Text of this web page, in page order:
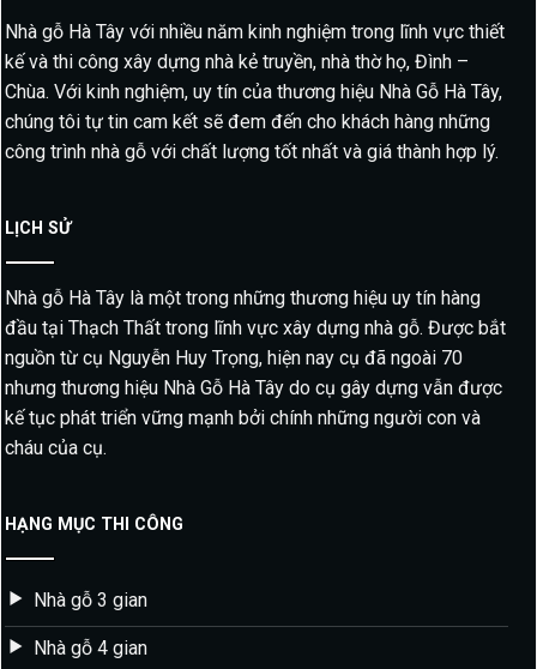
Nhà gỗ Hà Tây với nhiều năm kinh nghiệm trong lĩnh vực thiết
kế và thi công xây dựng nhà kẻ truyền, nhà thờ họ, Đình –
Chùa. Với kinh nghiệm, uy tín của thương hiệu Nhà Gỗ Hà Tây,
chúng tôi tự tin cam kết sẽ đem đến cho khách hàng những
công trình nhà gỗ với chất lượng tốt nhất và giá thành hợp lý.
LỊCH SỬ
Nhà gỗ Hà Tây là một trong những thương hiệu uy tín hàng
đầu tại Thạch Thất trong lĩnh vực xây dựng nhà gỗ. Được bắt
nguồn từ cụ Nguyễn Huy Trọng, hiện nay cụ đã ngoài 70
nhưng thương hiệu Nhà Gỗ Hà Tây do cụ gây dựng vẫn được
kế tục phát triển vững mạnh bởi chính những người con và
cháu của cụ.
HẠNG MỤC THI CÔNG
Nhà gỗ 3 gian
Nhà gỗ 4 gian